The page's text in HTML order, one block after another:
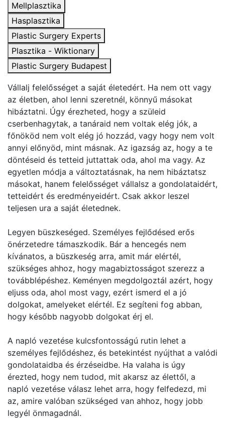
Mellplasztika
Hasplasztika
Plastic Surgery Experts
Plasztika - Wiktionary
Plastic Surgery Budapest
Vállalj felelősséget a saját életedért. Ha nem ott vagy
az életben, ahol lenni szeretnél, könnyű másokat
hibáztatni. Úgy érezheted, hogy a szüleid
cserbenhagytak, a tanáraid nem voltak elég jók, a
főnököd nem volt elég jó hozzád, vagy hogy nem volt
annyi előnyöd, mint másnak. Az igazság az, hogy a te
döntéseid és tetteid juttattak oda, ahol ma vagy. Az
egyetlen módja a változtatásnak, ha nem hibáztatsz
másokat, hanem felelősséget vállalsz a gondolataidért,
tetteidért és eredményeidért. Csak akkor leszel
teljesen ura a saját életednek.
Legyen büszkeséged. Személyes fejlődésed erős
önérzetedre támaszkodik. Bár a hencegés nem
kívánatos, a büszkeség arra, amit már elértél,
szükséges ahhoz, hogy magabiztosságot szerezz a
továbblépéshez. Keményen megdolgoztál azért, hogy
eljuss oda, ahol most vagy, ezért ismerd el a jó
dolgokat, amelyeket elértél. Ez segíteni fog abban,
hogy később nagyobb dolgokat érj el.
A napló vezetése kulcsfontosságú rutin lehet a
személyes fejlődéshez, és betekintést nyújthat a valódi
gondolataidba és érzéseidbe. Ha valaha is úgy
érezted, hogy nem tudod, mit akarsz az élettől, a
napló vezetése válasz lehet arra, hogy felfedezd, mi
az, amire valóban szükséged van ahhoz, hogy jobb
legyél önmagadnál.